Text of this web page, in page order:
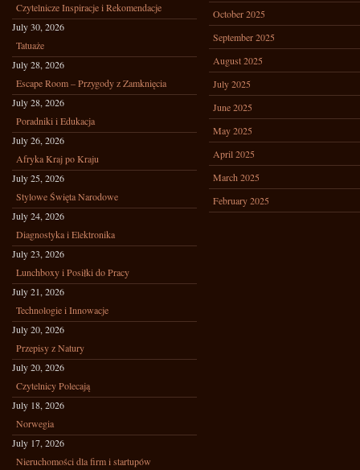
Czytelnicze Inspiracje i Rekomendacje
July 30, 2026
Tatuaże
July 28, 2026
Escape Room – Przygody z Zamknięcia
July 28, 2026
Poradniki i Edukacja
July 26, 2026
Afryka Kraj po Kraju
July 25, 2026
Stylowe Święta Narodowe
July 24, 2026
Diagnostyka i Elektronika
July 23, 2026
Lunchboxy i Posiłki do Pracy
July 21, 2026
Technologie i Innowacje
July 20, 2026
Przepisy z Natury
July 20, 2026
Czytelnicy Polecają
July 18, 2026
Norwegia
July 17, 2026
Nieruchomości dla firm i startupów
October 2025
September 2025
August 2025
July 2025
June 2025
May 2025
April 2025
March 2025
February 2025